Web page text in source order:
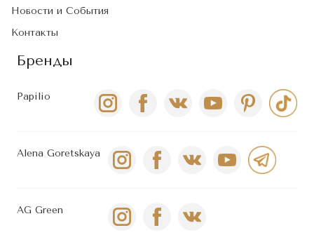
Новости и События
Контакты
Бренды
Papilio
Alena Goretskaya
AG Green